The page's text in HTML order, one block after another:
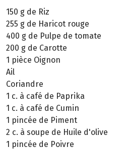
150 g de Riz
255 g de Haricot rouge
400 g de Pulpe de tomate
200 g de Carotte
1 pièce Oignon
Ail
Coriandre
1 c. à café de Paprika
1 c. à café de Cumin
1 pincée de Piment
2 c. à soupe de Huile d'olive
1 pincée de Poivre